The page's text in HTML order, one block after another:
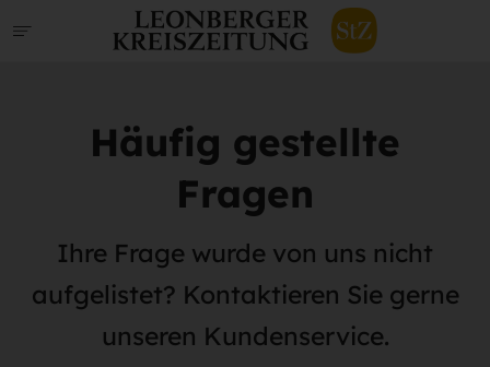
Häufig gestellte
Fragen
Ihre Frage wurde von uns nicht
aufgelistet? Kontaktieren Sie gerne
unseren Kundenservice.